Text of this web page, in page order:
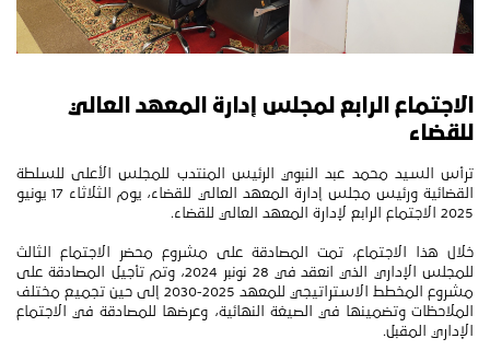
الاجتماع الرابع لمجلس إدارة المعهد العالي
للقضاء
ترأس السيد محمد عبد النبوي الرئيس المنتدب للمجلس الأعلى للسلطة
القضائية ورئيس مجلس إدارة المعهد العالي للقضاء، يوم الثلاثاء 17 يونيو
2025 الاجتماع الرابع لإدارة المعهد العالي للقضاء.
خلال هذا الاجتماع، تمت المصادقة على مشروع محضر الاجتماع الثالث
للمجلس الإداري الذي انعقد في 28 نونبر 2024، وتم تأجيل المصادقة على
مشروع المخطط الاستراتيجي للمعهد 2025-2030 إلى حين تجميع مختلف
الملاحظات وتضمينها في الصيغة النهائية، وعرضها للمصادقة في الاجتماع
الإداري المقبل.